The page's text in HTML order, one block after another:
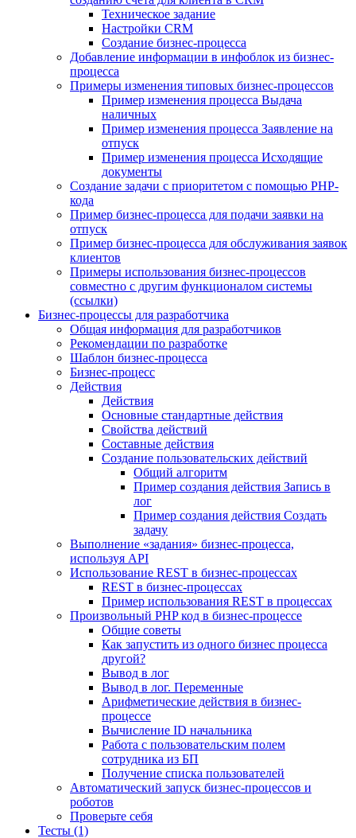
Техническое задание
Настройки CRM
Создание бизнес-процесса
Добавление информации в инфоблок из бизнес-
процесса
Примеры изменения типовых бизнес-процессов
Пример изменения процесса Выдача
наличных
Пример изменения процесса Заявление на
отпуск
Пример изменения процесса Исходящие
документы
Создание задачи с приоритетом с помощью PHP-
кода
Пример бизнес-процесса для подачи заявки на
отпуск
Пример бизнес-процесса для обслуживания заявок
клиентов
Примеры использования бизнес-процессов
совместно с другим функционалом системы
(ссылки)
Бизнес-процессы для разработчика
Общая информация для разработчиков
Рекомендации по разработке
Шаблон бизнес-процесса
Бизнес-процесс
Действия
Действия
Основные стандартные действия
Свойства действий
Составные действия
Создание пользовательских действий
Общий алгоритм
Пример создания действия Запись в
лог
Пример создания действия Создать
задачу
Выполнение «задания» бизнес-процесса,
используя API
Использование REST в бизнес-процессах
REST в бизнес-процессах
Пример использования REST в процессах
Произвольный PHP код в бизнес-процессе
Общие советы
Как запустить из одного бизнес процесса
другой?
Вывод в лог
Вывод в лог. Переменные
Арифметические действия в бизнес-
процессе
Вычисление ID начальника
Работа с пользовательским полем
сотрудника из БП
Получение списка пользователей
Автоматический запуск бизнес-процессов и
роботов
Проверьте себя
Тесты (1)